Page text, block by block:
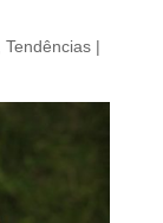
Tendências|